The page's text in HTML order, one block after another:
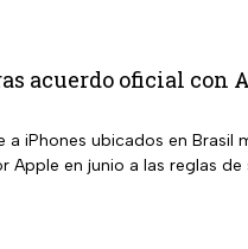
acuerdo oficial con
iPhones ubicados en Brasil
en junio a las reglas de